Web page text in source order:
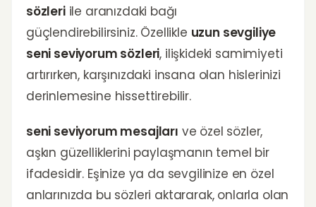
sözleriile aranızdaki bağı
güçlendirebilirsiniz. Özellikle uzun sevgiliye
seni seviyorum sözleri, ilişkideki samimiyeti
artırırken, karşınızdaki insana olan hislerinizi
derinlemesine hissettirebilir.
seni seviyorum mesajları ve özel sözler,
aşkın güzelliklerini paylaşmanın temel bir
ifadesidir. Eşinize ya da sevgilinize en özel
anlarınızda bu sözleri aktararak, onlarla olan